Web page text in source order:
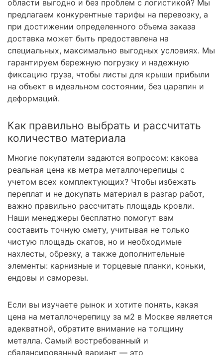
области выгодно и без проблем с логистикой? Мы
предлагаем конкурентные тарифы на перевозку, а
при достижении определенного объема заказа
доставка может быть предоставлена на
специальных, максимально выгодных условиях. Мы
гарантируем бережную погрузку и надежную
фиксацию груза, чтобы листы для крыши прибыли
на объект в идеальном состоянии, без царапин и
деформаций.
Как правильно выбрать и рассчитать
количество материала
Многие покупатели задаются вопросом: какова
реальная цена кв метра металлочерепицы с
учетом всех комплектующих? Чтобы избежать
переплат и не докупать материал в разгар работ,
важно правильно рассчитать площадь кровли.
Наши менеджеры бесплатно помогут вам
составить точную смету, учитывая не только
чистую площадь скатов, но и необходимые
нахлесты, обрезку, а также дополнительные
элементы: карнизные и торцевые планки, коньки,
ендовы и саморезы.
Если вы изучаете рынок и хотите понять, какая
цена на металлочерепицу за м2 в Москве является
адекватной, обратите внимание на толщину
металла. Самый востребованный и
сбалансированный вариант — это